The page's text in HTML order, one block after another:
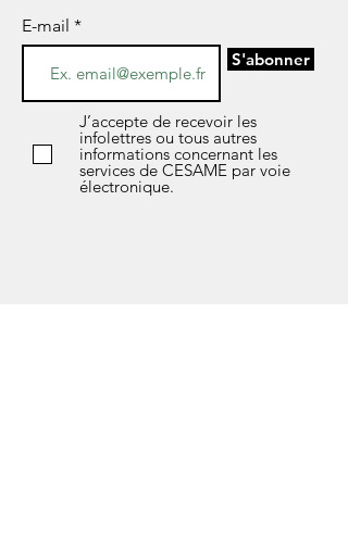
E-mail
S'abonner
J’accepte de recevoir les
infolettres ou tous autres
informations concernant les
services de CESAME par voie
électronique.